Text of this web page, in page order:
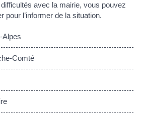
avec la mairie, vous pouvez
pour l’informer de la situation.
Alpes
Comté